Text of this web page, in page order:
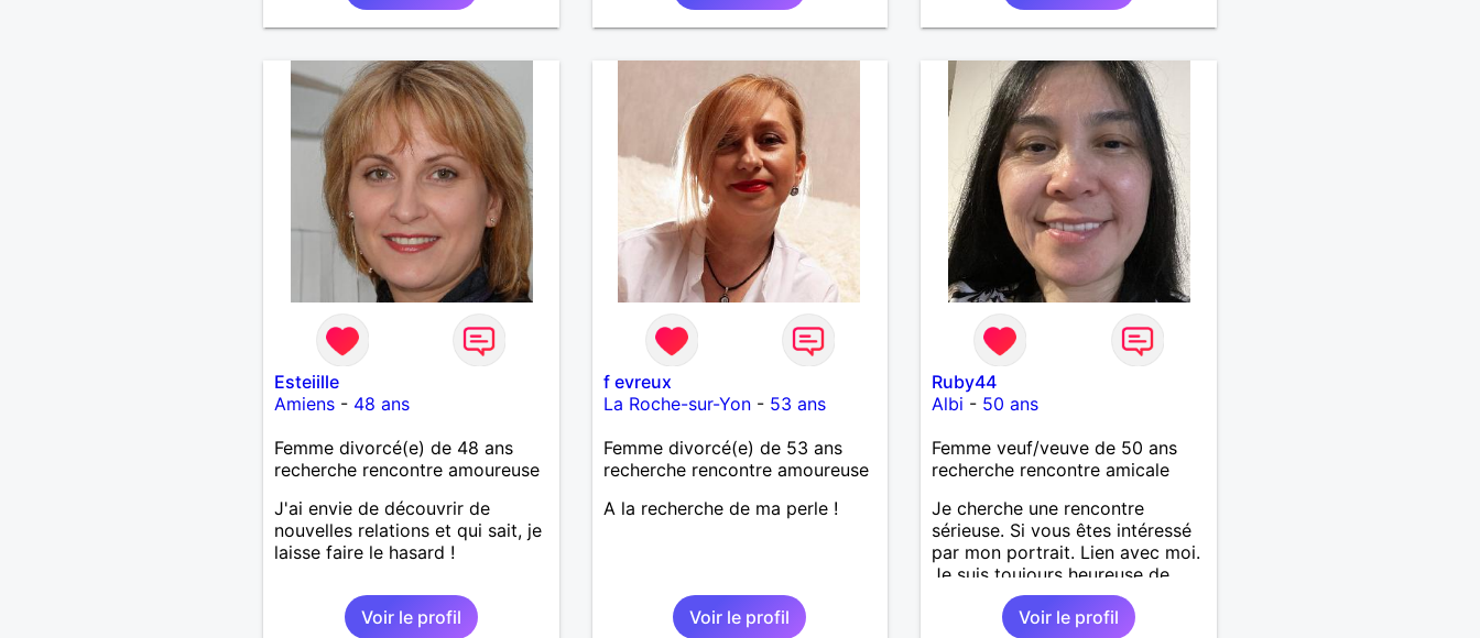
Esteiille
Amiens- 48 ans
Femme divorcé(e) de 48 ans
recherche rencontre amoureuse
J'ai envie de découvrir de
nouvelles relations et qui sait, je
laisse faire le hasard !
Voir le profil
f evreux
La Roche-sur-Yon- 53 ans
Femme divorcé(e) de 53 ans
recherche rencontre amoureuse
A la recherche de ma perle !
Voir le profil
Ruby44
Albi - 50 ans
Femme veuf/veuve de 50 ans
recherche rencontre amicale
Je cherche une rencontre
sérieuse. Si vous êtes intéressé
par mon portrait. Lien avec moi.
Je suis toujours heureuse de
vous accueillir.
Voir le profil